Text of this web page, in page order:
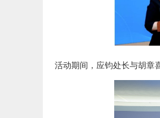
活动期间，应钧处长与胡章